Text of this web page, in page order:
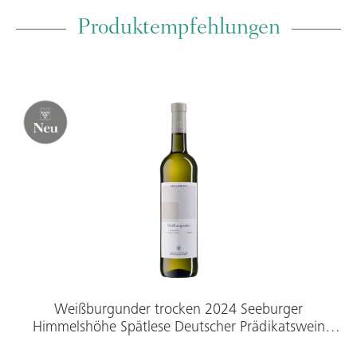
Produktempfehlungen
Weißburgunder trocken 2024 Seeburger
Himmelshöhe Spätlese Deutscher Prädikatswein